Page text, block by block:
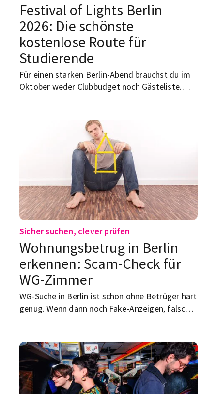
Festival of Lights Berlin
2026: Die schönste
kostenlose Route für
Studierende
Für einen starken Berlin-Abend brauchst du im
Oktober weder Clubbudget noch Gästeliste.
riesigen Leinwänden. Und das Beste: Die Tour
kostet dich keinen Eintritt.
Sicher suchen, clever prüfen
Wohnungsbetrug in Berlin
erkennen: Scam-Check für
WG-Zimmer
WG-Suche in Berlin ist schon ohne Betrüger hart
genug. Wenn dann noch Fake-Anzeigen, falsche
Wohnungssuche schnell ein teurer Fehler. Dieser
Scam-Check hilft dir, bevor du Geld, Ausweis
oder Nerven verlierst.